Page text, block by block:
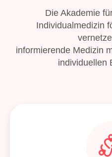
Die Akademie
Individualmedizin
informierende Medizin
individuellen